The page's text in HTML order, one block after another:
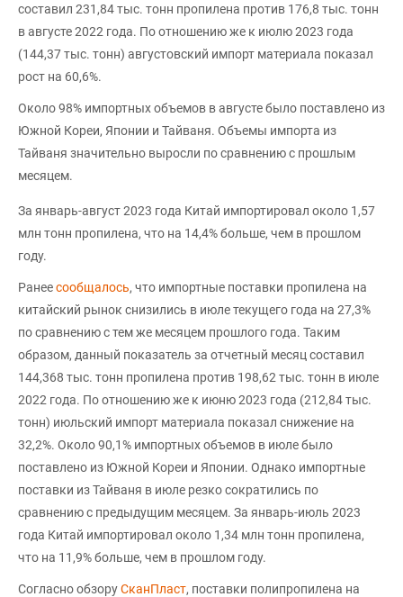
составил 231,84 тыс. тонн пропилена против 176,8 тыс. тонн
в августе 2022 года. По отношению же к июлю 2023 года
(144,37 тыс. тонн) августовский импорт материала показал
рост на 60,6%.
Около 98% импортных объемов в августе было поставлено из
Южной Кореи, Японии и Тайваня. Объемы импорта из
Тайваня значительно выросли по сравнению с прошлым
месяцем.
За январь-август 2023 года Китай импортировал около 1,57
млн тонн пропилена, что на 14,4% больше, чем в прошлом
году.
Ранеесообщалось, что импортные поставки пропилена на
китайский рынок снизились в июле текущего года на 27,3%
по сравнению с тем же месяцем прошлого года. Таким
образом, данный показатель за отчетный месяц составил
144,368 тыс. тонн пропилена против 198,62 тыс. тонн в июле
2022 года. По отношению же к июню 2023 года (212,84 тыс.
тонн) июльский импорт материала показал снижение на
32,2%. Около 90,1% импортных объемов в июле было
поставлено из Южной Кореи и Японии. Однако импортные
поставки из Тайваня в июле резко сократились по
сравнению с предыдущим месяцем. За январь-июль 2023
года Китай импортировал около 1,34 млн тонн пропилена,
что на 11,9% больше, чем в прошлом году.
Согласно обзоруСканПласт, поставки полипропилена на